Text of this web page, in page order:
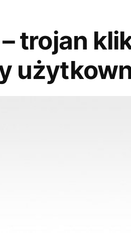
trojan